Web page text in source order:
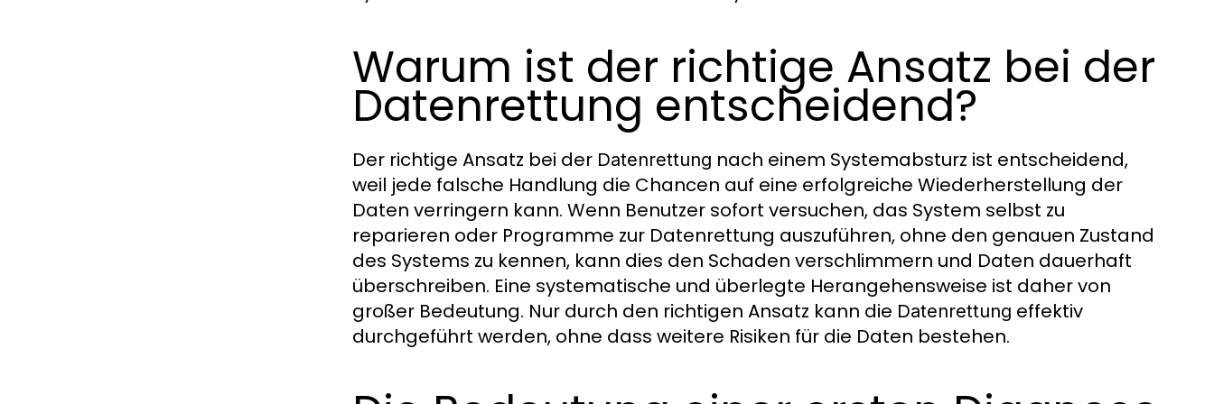
Warum ist der richtige Ansatz bei der
Datenrettung entscheidend?
Der richtige Ansatz bei der Datenrettung nach einem Systemabsturz ist entscheidend,
weil jede falsche Handlung die Chancen auf eine erfolgreiche Wiederherstellung der
Daten verringern kann. Wenn Benutzer sofort versuchen, das System selbst zu
reparieren oder Programme zur Datenrettung auszuführen, ohne den genauen Zustand
des Systems zu kennen, kann dies den Schaden verschlimmern und Daten dauerhaft
überschreiben. Eine systematische und überlegte Herangehensweise ist daher von
großer Bedeutung. Nur durch den richtigen Ansatz kann die Datenrettung effektiv
durchgeführt werden, ohne dass weitere Risiken für die Daten bestehen.